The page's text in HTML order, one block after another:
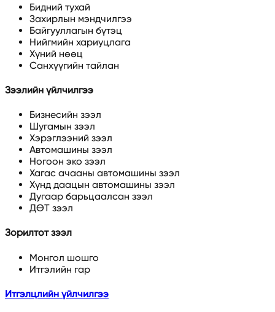
Бидний тухай
Захирлын мэндчилгээ
Байгууллагын бүтэц
Нийгмийн хариуцлага
Хүний нөөц
Санхүүгийн тайлан
Зээлийн үйлчилгээ
Бизнесийн зээл
Шугамын зээл
Хэрэглээний зээл
Автомашины зээл
Ногоон эко зээл
Хагас ачааны автомашины зээл
Хүнд даацын автомашины зээл
Дугаар барьцаалсан зээл
ДӨТ зээл
Зорилтот зээл
Монгол шошго
Итгэлийн гар
Итгэлцлийн үйлчилгээ